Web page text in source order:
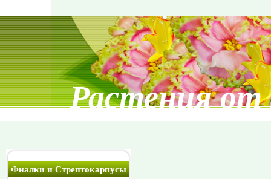
Растения
Фиалки и Стрептокарпусы